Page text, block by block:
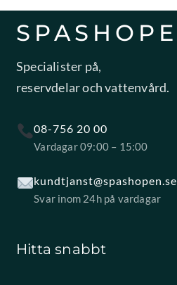
Specialister på,
reservdelar och vattenvård.
08-756 20 00
Vardagar 09:00 – 15:00
kundtjanst@spashopen.se
Svar inom 24h på vardagar
Hitta snabbt